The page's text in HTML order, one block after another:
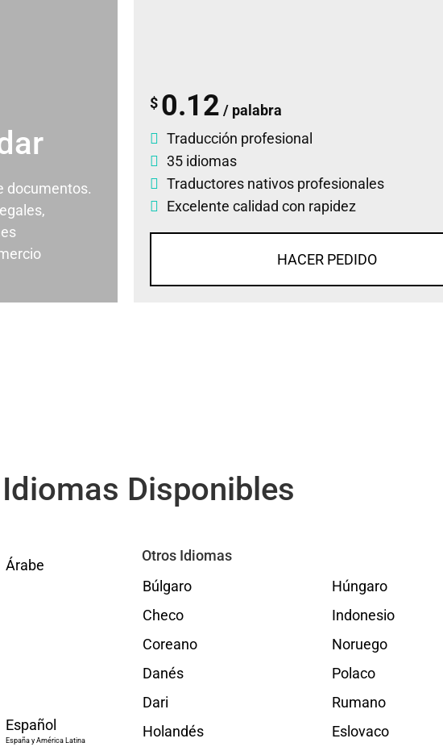
documentos.
$ 0.12 / palabra
Traducción profesional
35 idiomas
Traductores nativos profesionales
Excelente calidad con rapidez
HACER PEDIDO
Disponibles
Árabe
Español
España y América Latina
Otros Idiomas
Búlgaro
Checo
Coreano
Danés
Dari
Holandés
Húngaro
Indonesio
Noruego
Polaco
Rumano
Eslovaco